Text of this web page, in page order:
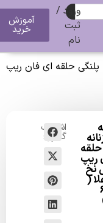
آموزش
خرید
ای فان ریپ
اشتراک
گذاری: